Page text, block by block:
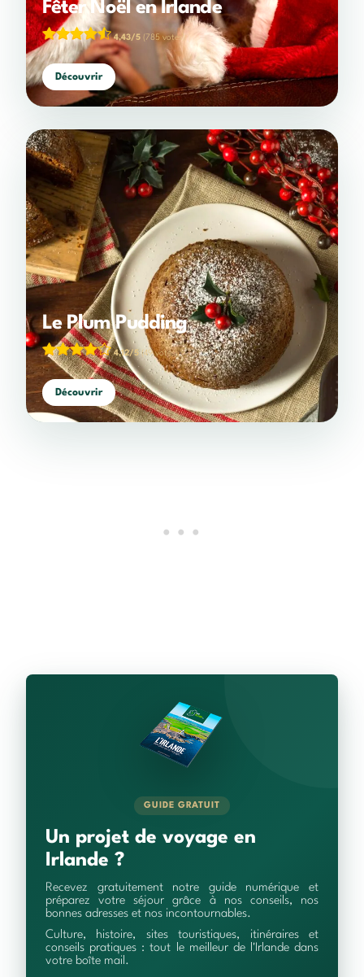
Fêter Noël en Irlande
4,43/5 (785 votes)
Découvrir
Le Plum Pudding
4,12/5(49 votes)
Découvrir
GUIDE GRATUIT
Un projet de voyage en
Irlande ?
Recevez gratuitement notre guide numérique et
préparez votre séjour grâce à nos conseils, nos
bonnes adresses et nos incontournables.
Culture, histoire, sites touristiques, itinéraires et
conseils pratiques : tout le meilleur de l'Irlande dans
votre boîte mail.